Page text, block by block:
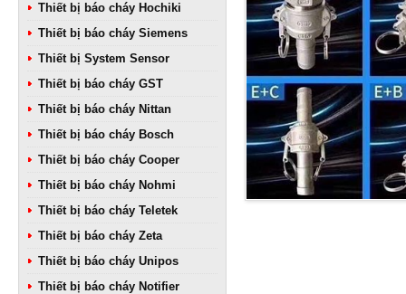
Thiết bị báo cháy Hochiki
Thiết bị báo cháy Siemens
Thiết bị System Sensor
Thiết bị báo cháy GST
Thiết bị báo cháy Nittan
Thiết bị báo cháy Bosch
Thiết bị báo cháy Cooper
Thiết bị báo cháy Nohmi
Thiết bị báo cháy Teletek
Thiết bị báo cháy Zeta
Thiết bị báo cháy Unipos
Thiết bị báo cháy Notifier